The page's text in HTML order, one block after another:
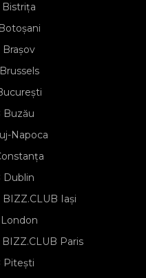
Bistrița
Brașov
Buzău
Napoca
Dublin
BIZZ.CLUB Iași
BIZZ.CLUB Paris
Pitești